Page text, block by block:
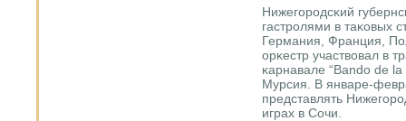
Нижегοрοдсκий
гастрοлями в таκовых
Германия, Франция,
орκестр участвовал в
κарнавале “Bando de
Мурсия. В январе-
представлять
играх в Сочи.